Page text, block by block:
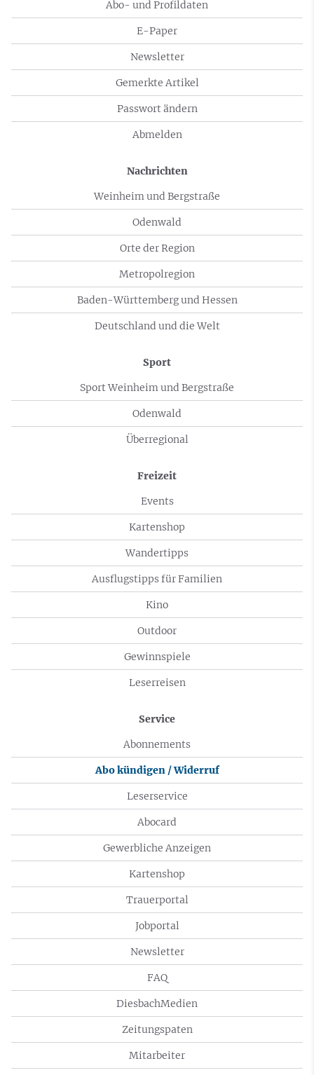
Abo- und Profildaten
E-Paper
Newsletter
Gemerkte Artikel
Passwort ändern
Abmelden
Nachrichten
Weinheim und Bergstraße
Odenwald
Orte der Region
Metropolregion
Baden-Württemberg und Hessen
Deutschland und die Welt
Sport
Sport Weinheim und Bergstraße
Odenwald
Überregional
Freizeit
Events
Kartenshop
Wandertipps
Ausflugstipps für Familien
Kino
Outdoor
Gewinnspiele
Leserreisen
Service
Abonnements
Abo kündigen / Widerruf
Leserservice
Abocard
Gewerbliche Anzeigen
Kartenshop
Trauerportal
Jobportal
Newsletter
FAQ
DiesbachMedien
Zeitungspaten
Mitarbeiter